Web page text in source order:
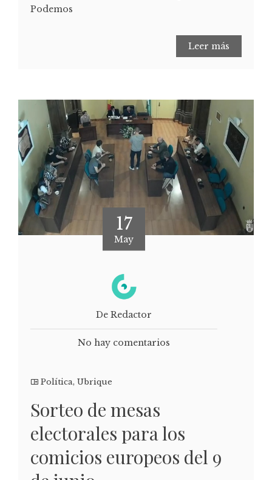
Podemos
Leer más
17
May
De Redactor
No hay comentarios
Política, Ubrique
Sorteo de mesas
electorales para los
comicios europeos del 9